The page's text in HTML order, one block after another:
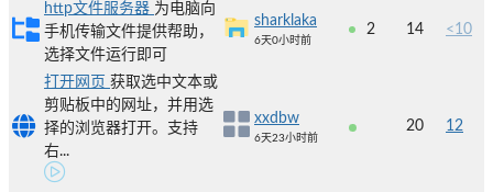
http文件服务器 为电脑向
手机传输文件提供帮助，
选择文件运行即可
sharklaka
6天0小时前
2 14 <10
打开网页 获取选中文本或
剪贴板中的网址，并用选
择的浏览器打开。支持
右...
xxdbw
6天23小时前
20 12